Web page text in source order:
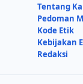
Tentang
Pedoman
Kode Etik
Kebijakan
Redaksi